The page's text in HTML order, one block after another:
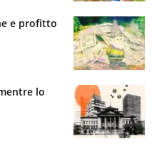
e profitto
lo